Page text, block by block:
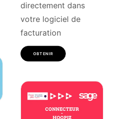
directement dans
votre logiciel de
facturation
OBTENIR